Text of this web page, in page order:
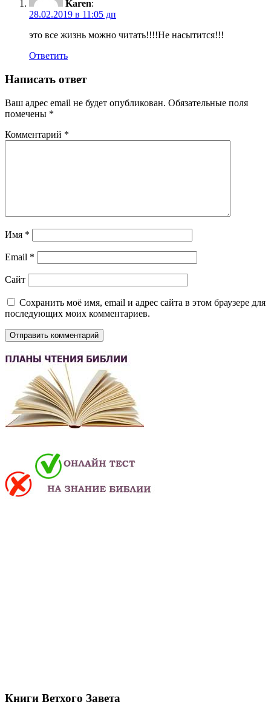
Karen:
28.02.2019 в 11:05 дп
это все жизнь можно читать!!!!Не насытится!!!
Ответить
Написать ответ
Ваш адрес email не будет опубликован. Обязательные поля
помечены *
Комментарий *
Имя *
Email *
Сайт
Сохранить моё имя, email и адрес сайта в этом браузере для
последующих моих комментариев.
Книги Ветхого Завета